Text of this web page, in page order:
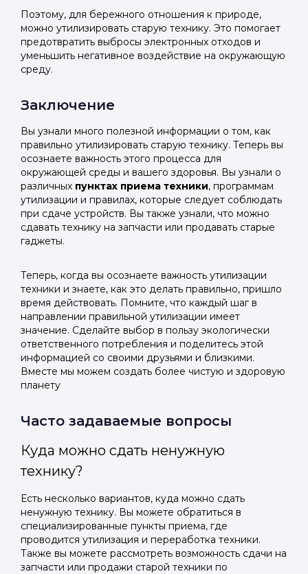
Поэтому, для бережного отношения к природе,
можно утилизировать старую технику. Это помогает
предотвратить выбросы электронных отходов и
уменьшить негативное воздействие на окружающую
среду.
Заключение
Вы узнали много полезной информации о том, как
правильно утилизировать старую технику. Теперь вы
осознаете важность этого процесса для
окружающей среды и вашего здоровья. Вы узнали о
различных пунктах приема техники, программам
утилизации и правилах, которые следует соблюдать
при сдаче устройств. Вы также узнали, что можно
сдавать технику на запчасти или продавать старые
гаджеты.
Теперь, когда вы осознаете важность утилизации
техники и знаете, как это делать правильно, пришло
время действовать. Помните, что каждый шаг в
направлении правильной утилизации имеет
значение. Сделайте выбор в пользу экологически
ответственного потребления и поделитесь этой
информацией со своими друзьями и близкими.
Вместе мы можем создать более чистую и здоровую
планету
Часто задаваемые вопросы
Куда можно сдать ненужную
технику?
Есть несколько вариантов, куда можно сдать
ненужную технику. Вы можете обратиться в
специализированные пункты приема, где
проводится утилизация и переработка техники.
Также вы можете рассмотреть возможность сдачи на
запчасти или продажи старой техники по